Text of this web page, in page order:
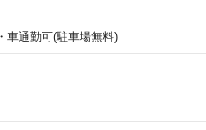
車通勤可(駐車場無料)